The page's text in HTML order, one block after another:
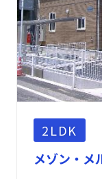
2LDK
メゾン・